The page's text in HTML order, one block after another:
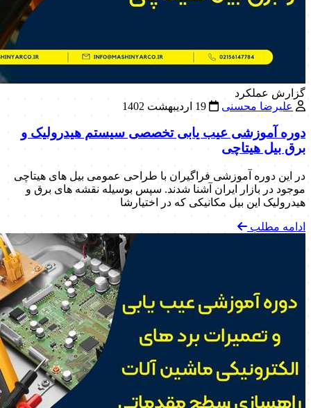
گزارش عملکرد
علیرضا محسنی
دوره آموزشی عیب یابی تخصصی سیستم هیدرولیک و
برق بیل‌ هیتاچی
در این دوره آموزشی فراگیران با طراحی عمومی بیل های هیتاچی
موجود در بازار ایران آشنا شدند. سپس بوسیله نقشه های برق و
هیدرولیک این بیل مکانیکی که در اختیارشا
ادامه مطلب